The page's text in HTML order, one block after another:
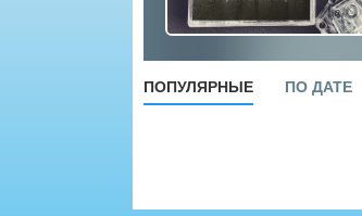
ПОПУЛЯРНЫЕ ПО ДАТЕ